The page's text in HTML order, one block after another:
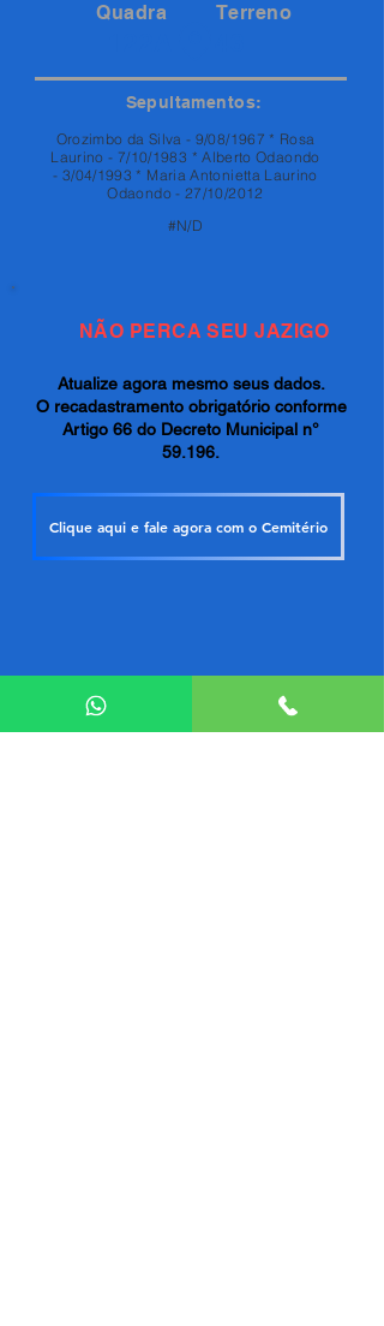
Quadra Terreno
Sepultamentos:
Orozimbo da Silva - 9/08/1967 * Rosa
Laurino - 7/10/1983 * Alberto Odaondo
- 3/04/1993 * Maria Antonietta Laurino
Odaondo - 27/10/2012
#N/D
NÃO PERCA SEU JAZIGO
Atualize agora mesmo seus dados.
O recadastramento obrigatório conforme
Artigo 66 do Decreto Municipal n°
59.196.
Clique aqui e fale agora com o Cemitério